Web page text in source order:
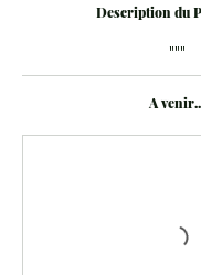
Description du
"""
A